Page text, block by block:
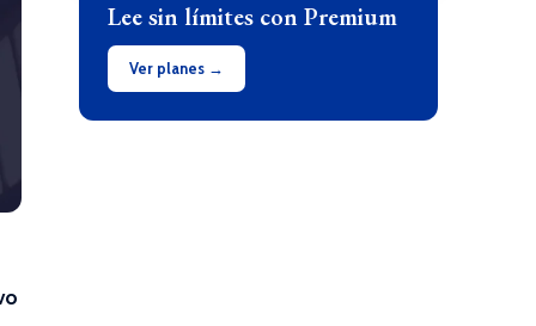
Lee sin límites con Premium
Ver planes →